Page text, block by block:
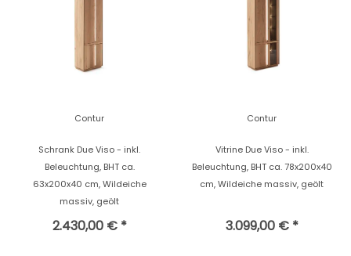
Contur
Schrank Due Viso - inkl.
Beleuchtung, BHT ca.
63x200x40 cm, Wildeiche
massiv, geölt
2.430,00 € *
Contur
Vitrine Due Viso - inkl.
Beleuchtung, BHT ca. 78x200x40
cm, Wildeiche massiv, geölt
3.099,00 € *